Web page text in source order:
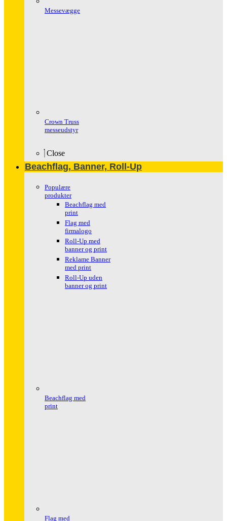
Messevægge
Crown Truss
messeudstyr
Close
Beachflag, Banner, Roll-Up
Populære
produkter
Beachflag med
print
Flag med
firmalogo
Roll-Up med
banner og print
Reklame Banner
med print
Roll-Up uden
banner og print
Beachflag med
print
Flag med